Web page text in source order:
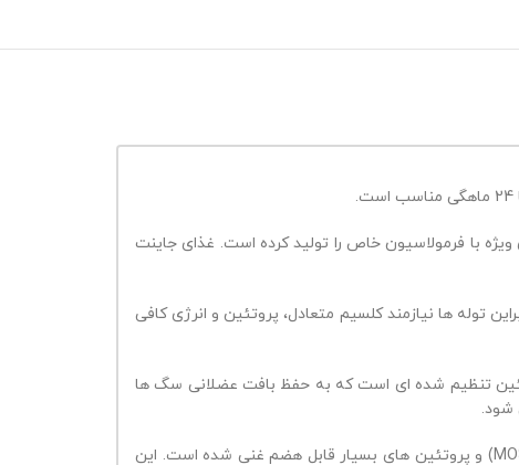
کمپانی رویال کنین دو غذای ویژه با فرمولاسیون خاص را تولید کرده است. غذای جاینت
توله ها نیازمند کلسیم متعادل، پروتئین و انرژی کافی
تنظیم شده ای است که به حفظ بافت عضلانی سگ ها
با توجه به اینکه سگ های غول پیکر اغلب دستگاه گوارشی حساسی دارند و مستعد اسهال و نفخ هستند، این خوراک با ترکیبی از پری بیوتیک ها (MOS) و پروتئین های بسیار قابل هضم غنی شده است. این